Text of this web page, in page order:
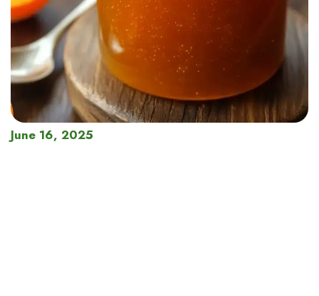
June 16, 2025